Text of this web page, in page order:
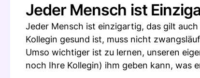
Jeder Mensch ist
Jeder Mensch ist einzigartig, das gilt
Kollegin gesund ist, muss nicht
Umso wichtiger ist zu lernen, unseren
noch Ihre Kollegin) ihm geben kann, was